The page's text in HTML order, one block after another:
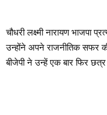
चौधरी लक्ष्मी नारायण भाजपा
उन्होंने अपने राजनीतिक
बीजेपी ने उन्हें एक बार फिर छत्र